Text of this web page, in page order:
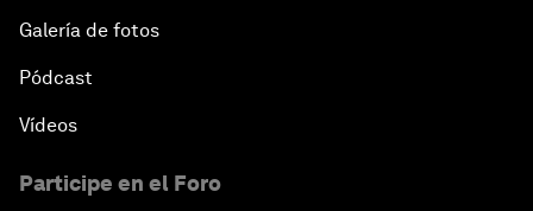
Galería de fotos
Pódcast
Vídeos
Participe en el Foro